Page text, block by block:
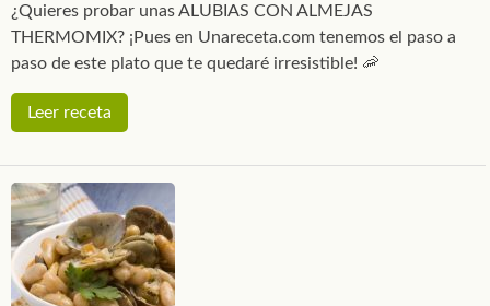
¿Quieres probar unas ALUBIAS CON ALMEJAS
THERMOMIX? ¡Pues en Unareceta.com tenemos el paso a
paso de este plato que te quedaré irresistible! 🦐
Leer receta